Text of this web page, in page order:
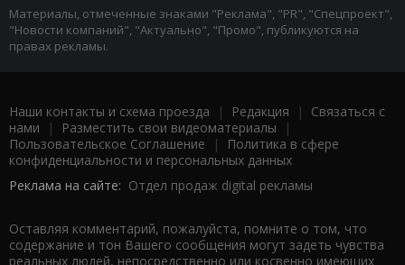
Материалы, отмеченные знаками "Реклама", "PR", "Спецпроект",
"Новости компаний", "Актуально", "Промо", публикуются на
правах рекламы.
Наши контакты и схема проезда | Редакция | Связаться с
нами | Разместить свои видеоматериалы |
Пользовательское Соглашение |
Политика в сфере
конфиденциальности и персональных данных
Реклама на сайте: Отдел продаж digital рекламы
Оставляя комментарий, пожалуйста, помните о том, что
содержание и тон Вашего сообщения могут задеть чувства
реальных людей, непосредственно или косвенно имеющих